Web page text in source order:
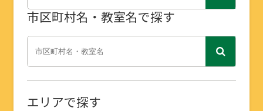
市区町村名・教室名で探す
エリアで探す